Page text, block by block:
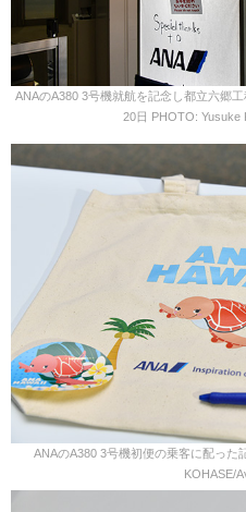
ANAのA380 3号機就航を記念し都立六郷
20日 PHOTO: Yusuke
ANAのA380 3号機初便の乗客に配った
KOHASE/